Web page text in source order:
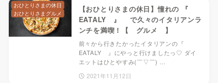
【おひとりさまの休日】憧れの 『
EATALY 』 で久々のイタリアンラ
ンチを満喫！【 グルメ 】
前々から行きたかったイタリアンの『
EATALY 』にやっと行けましたっ♡ ダイ
エットはひとやすみ(￣▽￣) …
2021年11月12日
おひとりさまの休日
おひとりさまグルメ